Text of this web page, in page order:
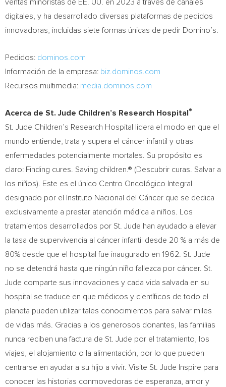
ventas minoristas de EE. UU. en 2023 a través de canales
digitales, y ha desarrollado diversas plataformas de pedidos
innovadoras, incluidas siete formas únicas de pedir Domino’s.
Pedidos: dominos.com
Información de la empresa: biz.dominos.com
Recursos multimedia: media.dominos.com
Acerca de St. Jude Children’s Research Hospital ®
St. Jude Children’s Research Hospital lidera el modo en que el
mundo entiende, trata y supera el cáncer infantil y otras
enfermedades potencialmente mortales. Su propósito es
claro: Finding cures. Saving children.® (Descubrir curas. Salvar a
los niños). Este es el único Centro Oncológico Integral
designado por el Instituto Nacional del Cáncer que se dedica
exclusivamente a prestar atención médica a niños. Los
tratamientos desarrollados por St. Jude han ayudado a elevar
la tasa de supervivencia al cáncer infantil desde 20 % a más de
80% desde que el hospital fue inaugurado en 1962. St. Jude
no se detendrá hasta que ningún niño fallezca por cáncer. St.
Jude comparte sus innovaciones y cada vida salvada en su
hospital se traduce en que médicos y científicos de todo el
planeta pueden utilizar tales conocimientos para salvar miles
de vidas más. Gracias a los generosos donantes, las familias
nunca reciben una factura de St. Jude por el tratamiento, los
viajes, el alojamiento o la alimentación, por lo que pueden
centrarse en ayudar a su hijo a vivir. Visite St. Jude Inspire para
conocer las historias conmovedoras de esperanza, amor y